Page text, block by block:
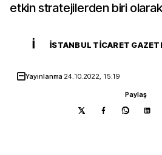
etkin stratejilerden biri olarak
İ İSTANBUL TICARET
Yayınlanma 24.10.2022, 15:19
Paylaş